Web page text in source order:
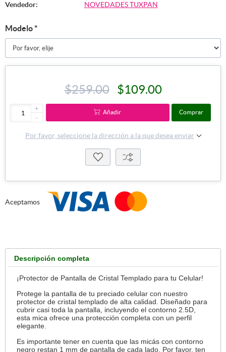
Vendedor:
NOVEDADES TUXPAN
Modelo*
$259.00 $109.00
+
-
Añadir Comprar
Por favor, seleccione la dirección a la que desea enviar
Aceptamos
Descripción completa
¡Protector de Pantalla de Cristal Templado para tu Celular!
Protege la pantalla de tu preciado celular con nuestro
protector de cristal templado de alta calidad. Diseñado para
cubrir casi toda la pantalla, incluyendo el contorno 2.5D,
esta mica ofrece una protección completa con un perfil
elegante.
Es importante tener en cuenta que las micás con contorno
negro restan 1 mm de pantalla de cada lado. Por favor, ten